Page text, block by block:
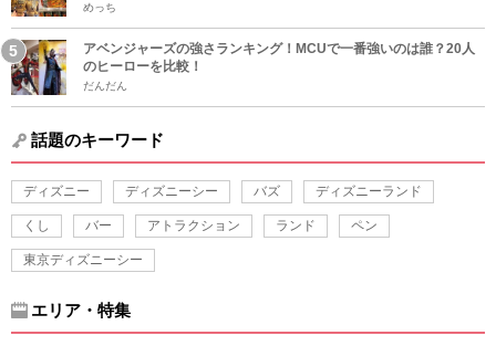
めっち
アベンジャーズの強さランキング！MCUで一番強いのは誰？20人
のヒーローを比較！
だんだん
話題のキーワード
ディズニー ディズニーシー バズ ディズニーランド
くし バー アトラクション ランド ペン
東京ディズニーシー
エリア・特集